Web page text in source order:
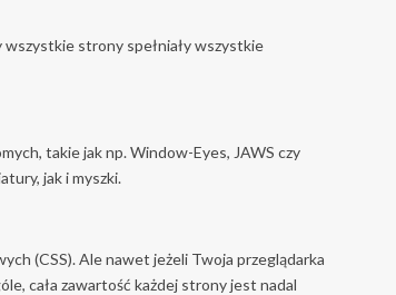
strony spełniały wszystkie
takie jak np. Window-Eyes, JAWS czy
jak i myszki.
(CSS). Ale nawet jeżeli Twoja przeglądarka
cała zawartość każdej strony jest nadal